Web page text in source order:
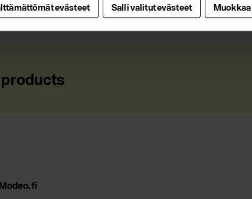
evästeet Salli valitut evästeet Muokkaa
Modeo.fi